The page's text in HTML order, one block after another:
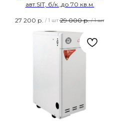
авт.SIT, б/к.,до 70 кв.м.
27 200 р. / 1 шт 29 000 р. / 1 шт